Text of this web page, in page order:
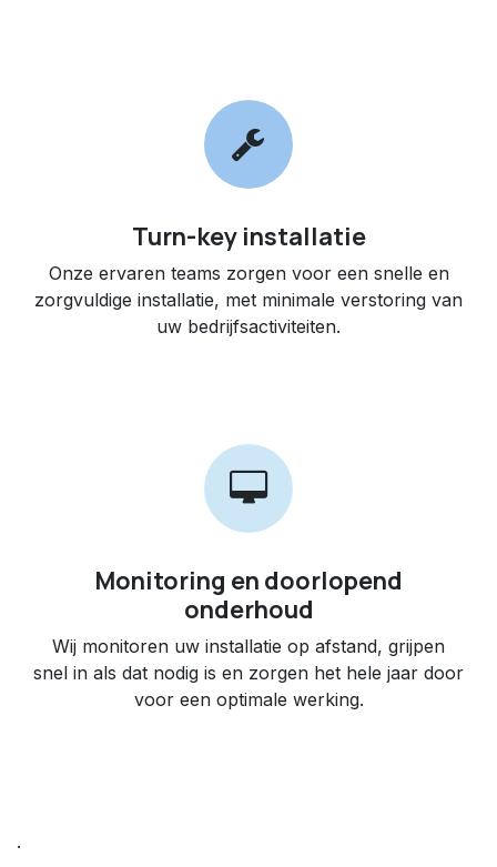
Turn-key installatie
Onze ervaren teams zorgen voor een snelle en
zorgvuldige installatie, met minimale verstoring van
uw bedrijfsactiviteiten.
Monitoring en doorlopend
onderhoud
Wij monitoren uw installatie op afstand, grijpen
snel in als dat nodig is en zorgen het hele jaar door
voor een optimale werking.
.